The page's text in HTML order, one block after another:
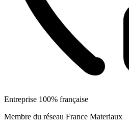
Entreprise 100% française
Membre du réseau France Materiaux